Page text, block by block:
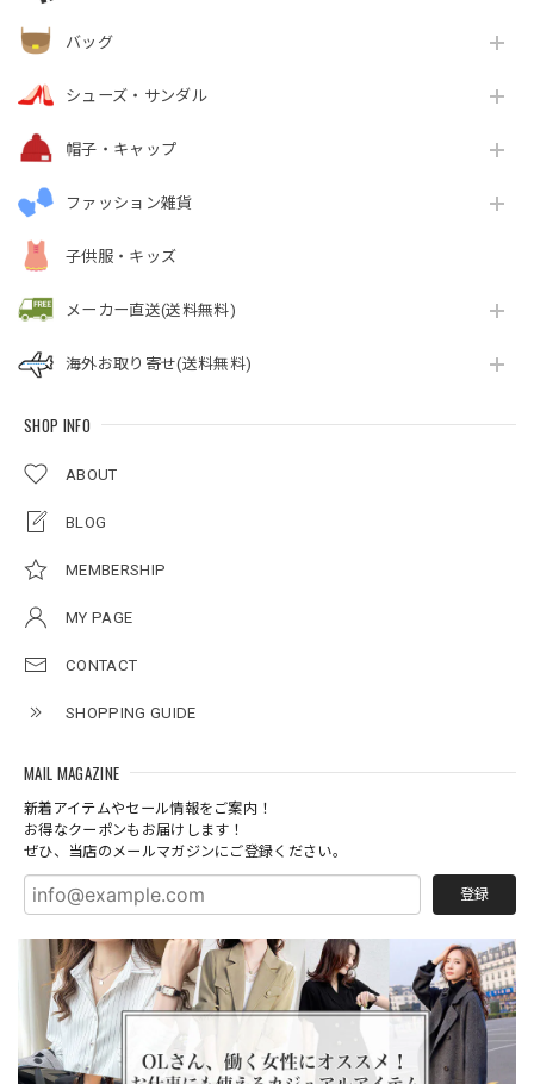
バッグ
シューズ・サンダル
帽子・キャップ
ファッション雑貨
子供服・キッズ
メーカー直送(送料無料)
海外お取り寄せ(送料無料)
SHOP INFO
ABOUT
BLOG
MEMBERSHIP
MY PAGE
CONTACT
SHOPPING GUIDE
MAIL MAGAZINE
新着アイテムやセール情報をご案内！
お得なクーポンもお届けします！
ぜひ、当店のメールマガジンにご登録ください。
登録